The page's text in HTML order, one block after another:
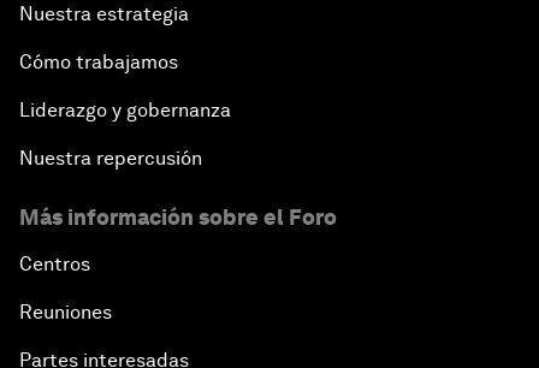
Nuestra estrategia
Cómo trabajamos
Liderazgo y gobernanza
Nuestra repercusión
Más información sobre el Foro
Centros
Reuniones
Partes interesadas